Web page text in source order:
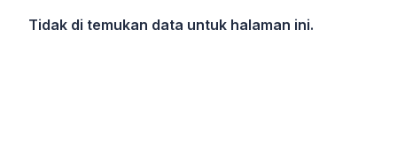
Tidak di temukan data untuk halaman ini.